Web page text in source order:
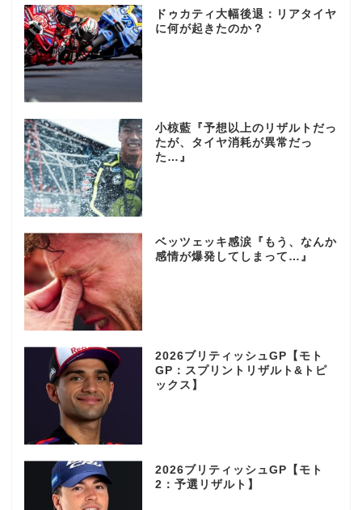
ドゥカティ大幅後退：リアタイヤ
に何が起きたのか？
小椋藍『予想以上のリザルトだっ
たが、タイヤ消耗が異常だっ
た…』
ベッツェッキ感涙『もう、なんか
感情が爆発してしまって…』
2026ブリティッシュGP【モト
GP：スプリントリザルト&トピ
ックス】
2026ブリティッシュGP【モト
2：予選リザルト】